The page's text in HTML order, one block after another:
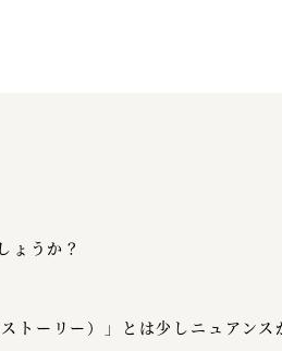
ょうか？
ーリー）」とは少しニュアンス